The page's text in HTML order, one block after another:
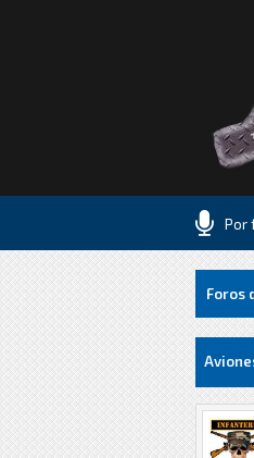
Por
Foros
0 voto(s) - 0 Media
1
2
3
4
5